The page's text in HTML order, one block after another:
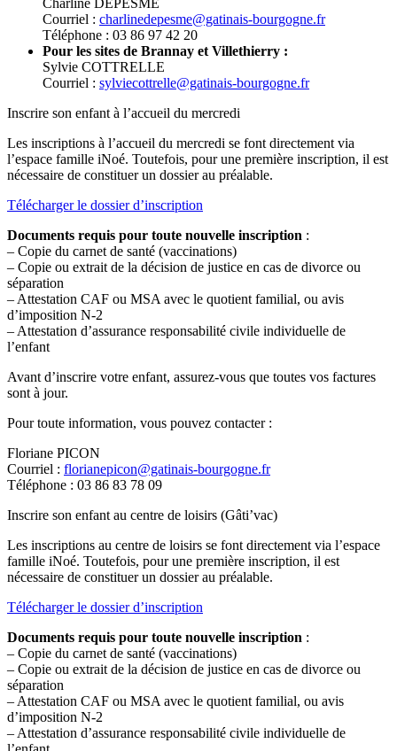
Charline DEPESME
Courriel : charlinedepesme@gatinais-bourgogne.fr
Téléphone : 03 86 97 42 20
Pour les sites de Brannay et Villethierry :
Sylvie COTTRELLE
Courriel : sylviecottrelle@gatinais-bourgogne.fr
Inscrire son enfant à l’accueil du mercredi
Les inscriptions à l’accueil du mercredi se font directement via
l’espace famille iNoé. Toutefois, pour une première inscription, il est
nécessaire de constituer un dossier au préalable.
Télécharger le dossier d’inscription
Documents requis pour toute nouvelle inscription :
– Copie du carnet de santé (vaccinations)
– Copie ou extrait de la décision de justice en cas de divorce ou
séparation
– Attestation CAF ou MSA avec le quotient familial, ou avis
d’imposition N-2
– Attestation d’assurance responsabilité civile individuelle de
l’enfant
Avant d’inscrire votre enfant, assurez-vous que toutes vos factures
sont à jour.
Pour toute information, vous pouvez contacter :
Floriane PICON
Courriel : florianepicon@gatinais-bourgogne.fr
Téléphone : 03 86 83 78 09
Inscrire son enfant au centre de loisirs (Gâti’vac)
Les inscriptions au centre de loisirs se font directement via l’espace
famille iNoé. Toutefois, pour une première inscription, il est
nécessaire de constituer un dossier au préalable.
Télécharger le dossier d’inscription
Documents requis pour toute nouvelle inscription :
– Copie du carnet de santé (vaccinations)
– Copie ou extrait de la décision de justice en cas de divorce ou
séparation
– Attestation CAF ou MSA avec le quotient familial, ou avis
d’imposition N-2
– Attestation d’assurance responsabilité civile individuelle de